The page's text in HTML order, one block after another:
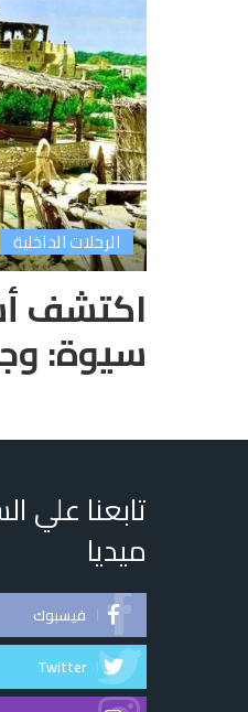
الرحلات الداخلية
اكتشف
سيوة:
تابعنا علي
ميديا
فيسبوك
Twitter